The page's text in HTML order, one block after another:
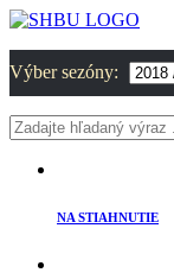
Výber sezóny:
NA STIAHNUTIE